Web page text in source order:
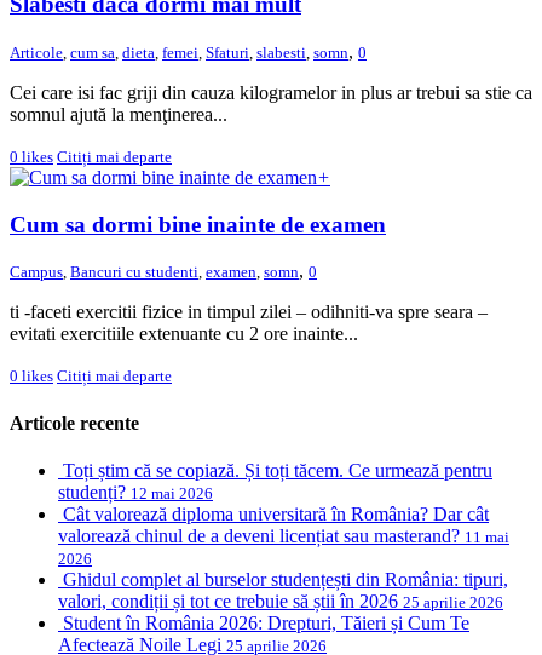
Articole, cum sa, dieta, femei, Sfaturi, slabesti, somn, 0
Cei care isi fac griji din cauza kilogramelor in plus ar trebui sa stie ca
somnul ajută la menţinerea...
0 likes Citiți mai departe
+
Cum sa dormi bine inainte de examen
Campus, Bancuri cu studenti, examen, somn, 0
ti -faceti exercitii fizice in timpul zilei – odihniti-va spre seara –
evitati exercitiile extenuante cu 2 ore inainte...
0 likes Citiți mai departe
Articole recente
Toți știm că se copiază. Și toți tăcem. Ce urmează pentru
studenți? 12 mai 2026
Cât valorează diploma universitară în România? Dar cât
valorează chinul de a deveni licențiat sau masterand? 11 mai
2026
Ghidul complet al burselor studențești din România: tipuri,
valori, condiții și tot ce trebuie să știi în 2026 25 aprilie 2026
Student în România 2026: Drepturi, Tăieri și Cum Te
Afectează Noile Legi 25 aprilie 2026